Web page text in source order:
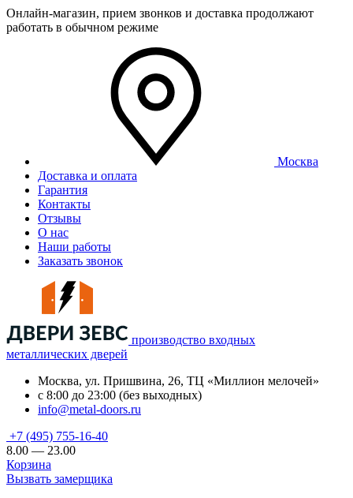
Онлайн-магазин, прием звонков и доставка продолжают
работать в обычном режиме
Москва
Доставка и оплата
Гарантия
Контакты
Отзывы
О нас
Наши работы
Заказать звонок
производство входных
металлических дверей
Москва, ул. Пришвина, 26, ТЦ «Миллион мелочей»
с 8:00 до 23:00 (без выходных)
info@metal-doors.ru
+7 (495) 755-16-40
8.00 — 23.00
Корзина
Вызвать замерщика